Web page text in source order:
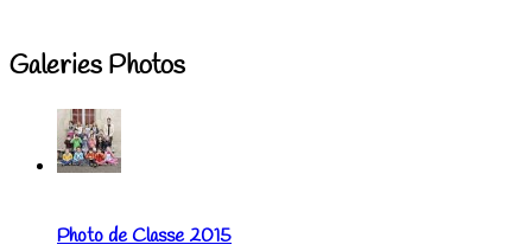
Galeries Photos
Photo de Classe 2015